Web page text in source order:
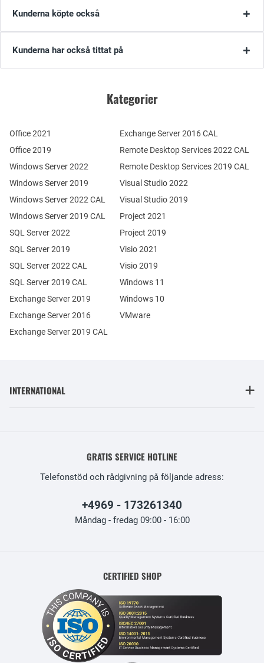
Kunderna köpte också
Kunderna har också tittat på
Kategorier
Office 2021
Office 2019
Windows Server 2022
Windows Server 2019
Exchange Server 2019
Exchange Server 2016
SQL Server 2022
SQL Server 2019
Windows Server 2022 CAL
Windows Server 2019 CAL
SQL Server 2022 CAL
SQL Server 2019 CAL
Remote Desktop Services 2022 CAL
Remote Desktop Services 2019 CAL
Exchange Server 2019 CAL
Exchange Server 2016 CAL
Visual Studio 2022
Visual Studio 2019
Project 2021
Project 2019
Visio 2021
Visio 2019
Windows 11
Windows 10
VMware
INTERNATIONAL
GRATIS SERVICE HOTLINE
Telefonstöd och rådgivning på följande adress:
+4969 - 173261340
Måndag - fredag 09:00 - 16:00
CERTIFIED SHOP